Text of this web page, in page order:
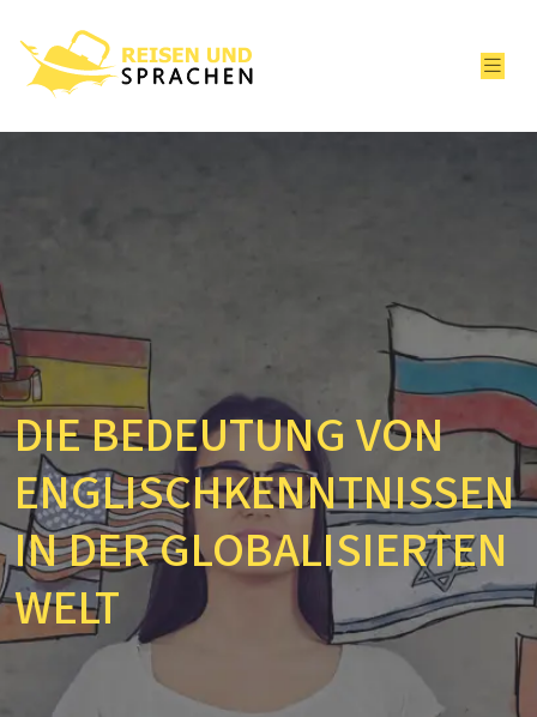
DIE BEDEUTUNG VON
ENGLISCHKENNTNISSEN
IN DER GLOBALISIERTEN
WELT